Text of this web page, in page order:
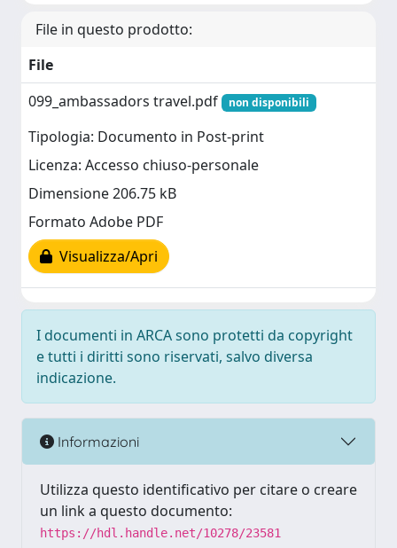
File in questo prodotto:
File
099_ambassadors travel.pdf
non disponibili
Tipologia: Documento in Post-print
Licenza: Accesso chiuso-personale
Dimensione 206.75 kB
Formato Adobe PDF
Visualizza/Apri
I documenti in ARCA sono protetti da copyright
e tutti i diritti sono riservati, salvo diversa
indicazione.
Informazioni
Utilizza questo identificativo per citare o creare
un link a questo documento:
https://hdl.handle.net/10278/23581